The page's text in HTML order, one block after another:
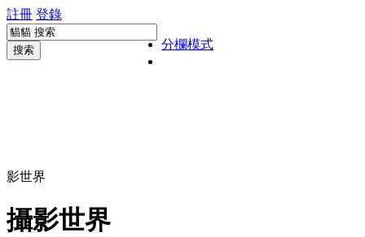
註冊 登錄
搜索 分欄模式
影世界
攝影世界